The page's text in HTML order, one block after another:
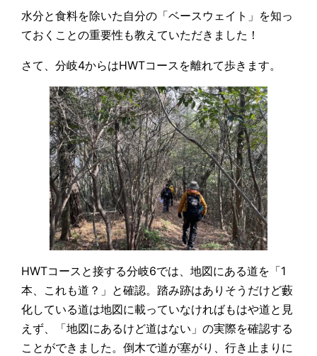
水分と食料を除いた自分の「ベースウェイト」を知っ
ておくことの重要性も教えていただきました！
さて、分岐4からはHWTコースを離れて歩きます。
HWTコースと接する分岐6では、地図にある道を「1
本、これも道？」と確認。踏み跡はありそうだけど藪
化している道は地図に載っていなければもはや道と見
えず、「地図にあるけど道はない」の実際を確認する
ことができました。倒木で道が塞がり、行き止まりに